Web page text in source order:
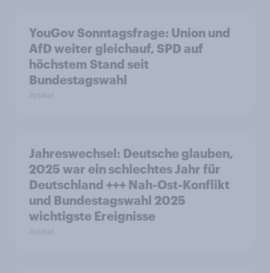
YouGov Sonntagsfrage: Union und
AfD weiter gleichauf, SPD auf
höchstem Stand seit
Bundestagswahl
Artikel
Jahreswechsel: Deutsche glauben,
2025 war ein schlechtes Jahr für
Deutschland +++ Nah-Ost-Konflikt
und Bundestagswahl 2025
wichtigste Ereignisse
Artikel